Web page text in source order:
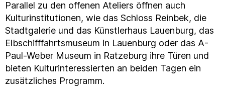
Parallel zu den offenen Ateliers öffnen auch
Kulturinstitutionen, wie das Schloss Reinbek, die
Stadtgalerie und das Künstlerhaus Lauenburg, das
Elbschifffahrtsmuseum in Lauenburg oder das A-
Paul-Weber Museum in Ratzeburg ihre Türen und
bieten Kulturinteressierten an beiden Tagen ein
zusätzliches Programm.